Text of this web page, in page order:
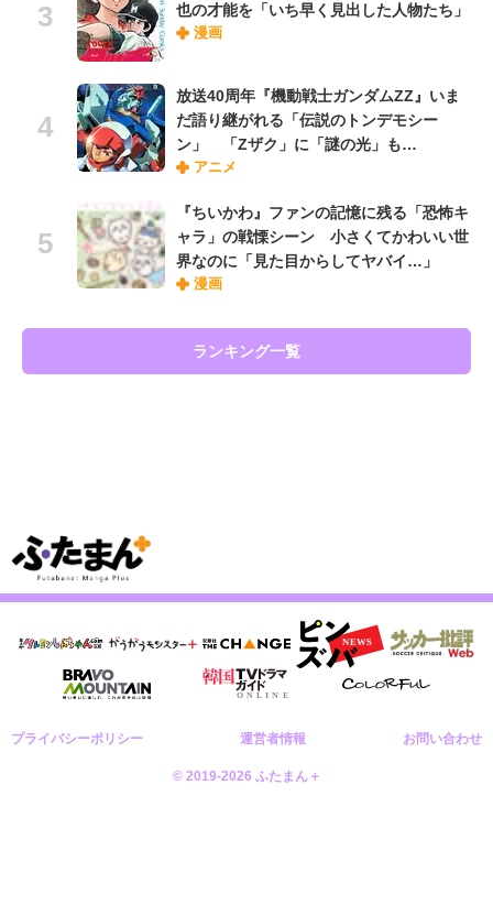
也の才能を「いち早く見出した人物たち」
漫画
放送40周年『機動戦士ガンダムZZ』いま
だ語り継がれる「伝説のトンデモシー
ン」 「Zザク」に「謎の光」も…
アニメ
『ちいかわ』ファンの記憶に残る「恐怖キ
ャラ」の戦慄シーン 小さくてかわいい世
界なのに「見た目からしてヤバイ…」
漫画
ランキング一覧
プライバシーポリシー 運営者情報 お問い合わせ
© 2019-2026 ふたまん＋